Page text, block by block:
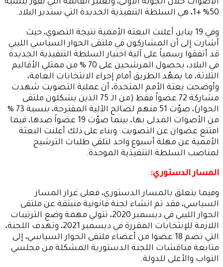
الأصوات خلال الجولة الأولى، وتعتبر القائمة التي تفوز بنسبة
50% +1، هي السلطة التنفيذية الجديدة التي ستدير البلاد.
وفي 19 يناير، أعلنت البعثة الأممية نتيجة التصوي، حيث
أشارت إلى أن المشاركون في ملتقى الحوار السياسي الليبي
قد أتفقوا رسمياً على آلية اختيار السلطة التنفيذية الجديدة
في البلاد، بحصول المرشحين على 70 % من ممثلي الأقاليم
الثلاثة، ما يمهّد الطريق أمام إجراء الانتخابات العامة،
وأوضحت بعثة الأمم المتحدة، أن عملية التصويت شهدت
مشاركة 72 عضواً فقط (من الـ 75 الذين يشكلون ملتقى
الحوار)، صوّت 51 منهم لصالح الآلية المقترحة، بنسبة 73 %
من الأصوات المدلى بها، بينما صوّت 19 عضواً ضدها، فيما
امتنع عضوان عن التصويت. وبناء على ذلك أعلنت البعثة
الأممية عن مهلة أسبوع واحد لتلقي طلبات الترشيح
لمناصب السلطة التنفيذية الموحدة.
المسار الدستوري:
وفيما يتعلق بالمسار الدستوري، فعلى غرار المسار
السياسي، فقد تم انشاء لجنة قانونية منبثقة عن ملتقى
الحوار الليبي في ديسمبر 2020، تتولي مهمة وضع الترتيبات
اللازمة للإنتخابات المقررة في ديسمبر 2021، وتهدف اللجنة،
التي تضم 18 عضوا من أعضاء ملتقى الحوار السياسي، إلى
متابعة مناقشات اللجنة الدستورية المشكلة من مجلسي
النواب والأعلى للدولة.